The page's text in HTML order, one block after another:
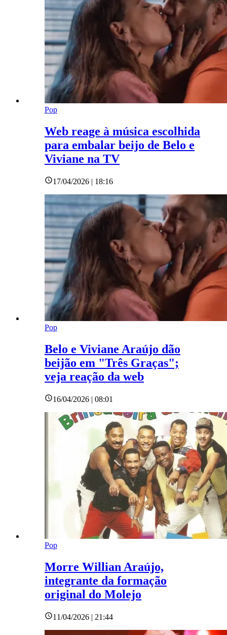
Pop
Web reage à música escolhida
para embalar beijo de Belo e
Viviane na TV
17/04/2026 | 18:16
Pop
Belo e Viviane Araújo dão
beijão em "Três Graças";
veja reação da web
16/04/2026 | 08:01
Pop
Morre Willian Araújo,
integrante da formação
original do Molejo
11/04/2026 | 21:44